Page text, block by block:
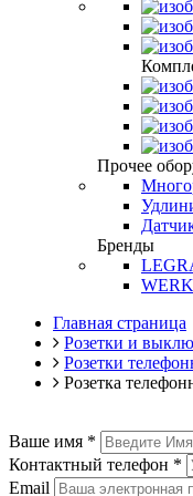
Прочее
Бренды
Главная страница
Розетки и
Розетки
Розетка
Ваше имя *
Контактный телефон *
Email